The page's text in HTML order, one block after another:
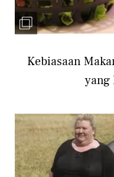
Kebiasaan
yang